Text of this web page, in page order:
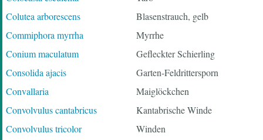
Colutea arborescens
Blasenstrauch, gelb
Commiphora myrrha
Myrrhe
Conium maculatum
Gefleckter Schierling
Consolida ajacis
Garten-Feldrittersporn
Convallaria
Maiglöckchen
Convolvulus cantabricus
Kantabrische Winde
Convolvulus tricolor
Winden